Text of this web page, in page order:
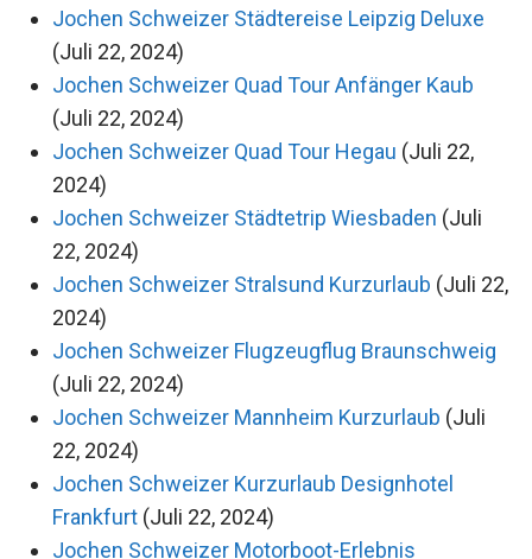
Jochen Schweizer Städtereise Leipzig Deluxe
(Juli 22, 2024)
Jochen Schweizer Quad Tour Anfänger Kaub
(Juli 22, 2024)
Jochen Schweizer Quad Tour Hegau (Juli 22,
2024)
Jochen Schweizer Städtetrip Wiesbaden (Juli
22, 2024)
Jochen Schweizer Stralsund Kurzurlaub (Juli 22,
2024)
Jochen Schweizer Flugzeugflug Braunschweig
(Juli 22, 2024)
Jochen Schweizer Mannheim Kurzurlaub (Juli
22, 2024)
Jochen Schweizer Kurzurlaub Designhotel
Frankfurt (Juli 22, 2024)
Jochen Schweizer Motorboot-Erlebnis